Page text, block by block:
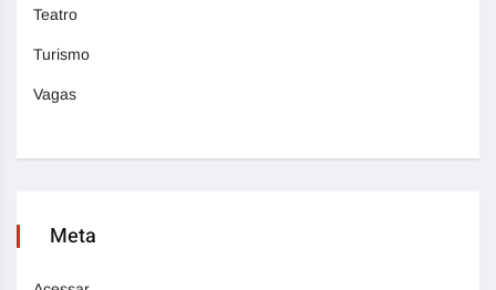
Teatro
Turismo
Vagas
Meta